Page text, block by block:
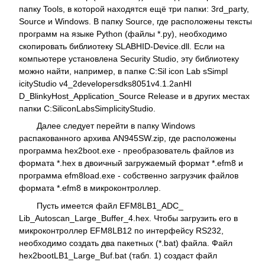
папку Tools, в которой находятся ещё три папки: 3rd_party,
Source и Windows. В папку Source, где расположены тексты
программ на языке Python (файлы *.py), необходимо
скопировать библиотеку SLABHID-Device.dll. Если на
компьютере установлена Security Studio, эту библиотеку
можно найти, например, в папке C:Sil icon Lab sSimpl
icityStudio v4_2developersdks8051v4.1.2anHI
D_BlinkyHost_Application_Source Release и в других местах
папки C:SiliconLabsSimplicityStudio.
Далее следует перейти в папку Windows
распакованного архива AN945SW.zip, где расположены
программа hex2boot.exe - преобразователь файлов из
формата *.hex в двоичный загружаемый формат *.efm8 и
программа efm8load.exe - собственно загрузчик файлов
формата *.efm8 в микроконтроллер.
Пусть имеется файл EFM8LB1_ADC_
Lib_Autoscan_Large_Buffer_4.hex. Чтобы загрузить его в
микроконтроллер EFM8LB12 по интерфейсу RS232,
необходимо создать два пакетных (*.bat) файла. Файл
hex2bootLB1_Large_Buf.bat (табл. 1) создаст файл